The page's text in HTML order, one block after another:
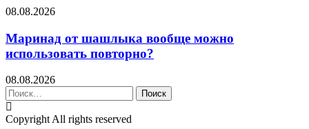
08.08.2026
Маринад от шашлыка вообще можно
использовать повторно?
08.08.2026
Найти:
Copyright All rights reserved